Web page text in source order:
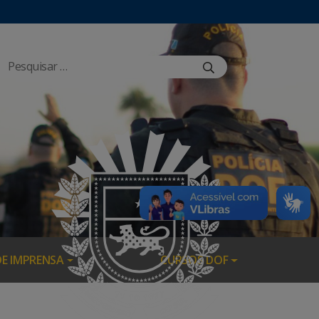
IMPRENSA CURSOS DOF